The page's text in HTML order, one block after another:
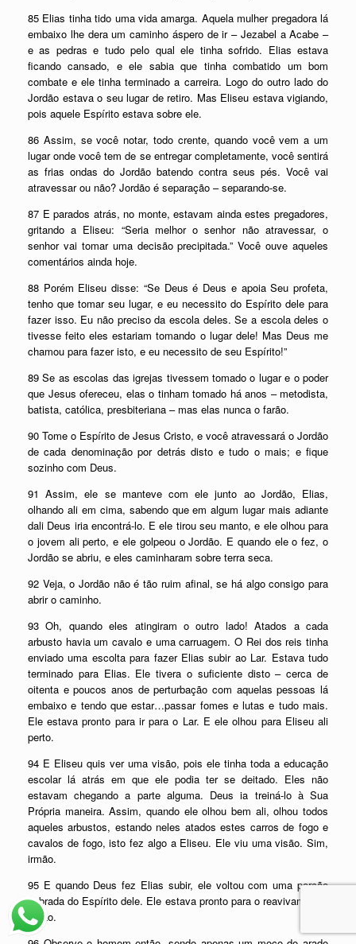
85 Elias tinha tido uma vida amarga. Aquela mulher pregadora lá
embaixo lhe dera um caminho áspero de ir – Jezabel a Acabe –
e as pedras e tudo pelo qual ele tinha sofrido. Elias estava
ficando cansado, e ele sabia que tinha combatido um bom
combate e ele tinha terminado a carreira. Logo do outro lado do
Jordão estava o seu lugar de retiro. Mas Eliseu estava vigiando,
pois aquele Espírito estava sobre ele.
86 Assim, se você notar, todo crente, quando você vem a um
lugar onde você tem de se entregar completamente, você sentirá
as frias ondas do Jordão batendo contra seus pés. Você vai
atravessar ou não? Jordão é separação – separando-se.
87 E parados atrás, no monte, estavam ainda estes pregadores,
gritando a Eliseu: “Seria melhor o senhor não atravessar, o
senhor vai tomar uma decisão precipitada.” Você ouve aqueles
comentários ainda hoje.
88 Porém Eliseu disse: “Se Deus é Deus e apoia Seu profeta,
tenho que tomar seu lugar, e eu necessito do Espírito dele para
fazer isso. Eu não preciso da escola deles. Se a escola deles o
tivesse feito eles estariam tomando o lugar dele! Mas Deus me
chamou para fazer isto, e eu necessito de seu Espírito!”
89 Se as escolas das igrejas tivessem tomado o lugar e o poder
que Jesus ofereceu, elas o tinham tomado há anos – metodista,
batista, católica, presbiteriana – mas elas nunca o farão.
90 Tome o Espírito de Jesus Cristo, e você atravessará o Jordão
de cada denominação por detrás disto e tudo o mais; e fique
sozinho com Deus.
91 Assim, ele se manteve com ele junto ao Jordão, Elias,
olhando ali em cima, sabendo que em algum lugar mais adiante
dali Deus iria encontrá-lo. E ele tirou seu manto, e ele olhou para
o jovem ali perto, e ele golpeou o Jordão. E quando ele o fez, o
Jordão se abriu, e eles caminharam sobre terra seca.
92 Veja, o Jordão não é tão ruim afinal, se há algo consigo para
abrir o caminho.
93 Oh, quando eles atingiram o outro lado! Atados a cada
arbusto havia um cavalo e uma carruagem. O Rei dos reis tinha
enviado uma escolta para fazer Elias subir ao Lar. Estava tudo
terminado para Elias. Ele tivera o suficiente disto – cerca de
oitenta e poucos anos de perturbação com aquelas pessoas lá
embaixo e tendo que estar…passar fomes e lutas e tudo mais.
Ele estava pronto para ir para o Lar. E ele olhou para Eliseu ali
perto.
94 E Eliseu quis ver uma visão, pois ele tinha toda a educação
escolar lá atrás em que ele podia ter se deitado. Eles não
estavam chegando a parte alguma. Deus ia treiná-lo à Sua
Própria maneira. Assim, quando ele olhou bem ali, olhou todos
aqueles arbustos, estando neles atados estes carros de fogo e
cavalos de fogo, isto fez algo a Eliseu. Ele viu uma visão. Sim,
irmão.
95 E quando Deus fez Elias subir, ele voltou com uma porção
dobrada do Espírito dele. Ele estava pronto para o reavivamento,
então.